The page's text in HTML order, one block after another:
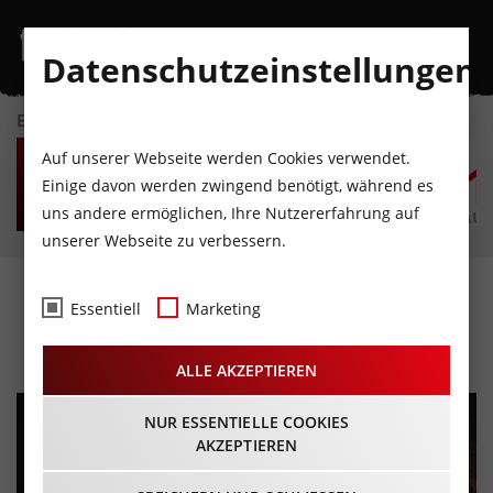
EVENTKALENDER
MO
10
AUGUST
DI
11
AUGUST
MI
12
AUGUST
DO
13
AUGUST
FR
14
AUGUST
Passionsspiele Erl
14.09.2025 - Beginn 13:30 Uhr
Datenschutzeinstellungen
Auf unserer Webseite werden Cookies verwendet.
Einige davon werden zwingend benötigt, während es
uns andere ermöglichen, Ihre Nutzererfahrung auf
unserer Webseite zu verbessern.
Essentiell Marketing
ALLE AKZEPTIEREN
NUR ESSENTIELLE COOKIES
AKZEPTIEREN